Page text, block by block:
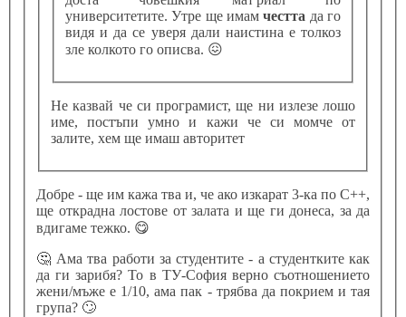
университетите. Утре ще имам честта да го
видя и да се уверя дали наистина е толкоз
зле колкото го описва. 😖
Не казвай че си програмист, ще ни излезе лошо
име, постъпи умно и кажи че си момче от
залите, хем ще имаш авторитет
Добре - ще им кажа тва и, че ако изкарат 3-ка по C++,
ще открадна лостове от залата и ще ги донеса, за да
вдигаме тежко. 😋
🤔 Ама тва работи за студентите - а студентките как
да ги зарибя? То в ТУ-София верно съотношението
жени/мъже е 1/10, ама пак - трябва да покрием и тая
група? 🙄